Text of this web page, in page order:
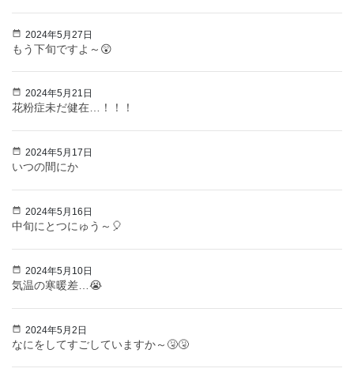
2024年5月27日
もう下旬ですよ～😲
2024年5月21日
花粉症未だ健在…！！！
2024年5月17日
いつの間にか
2024年5月16日
中旬にとつにゅう～🎈
2024年5月10日
気温の寒暖差…😭
2024年5月2日
なにをしてすごしていますか～🤧🤧